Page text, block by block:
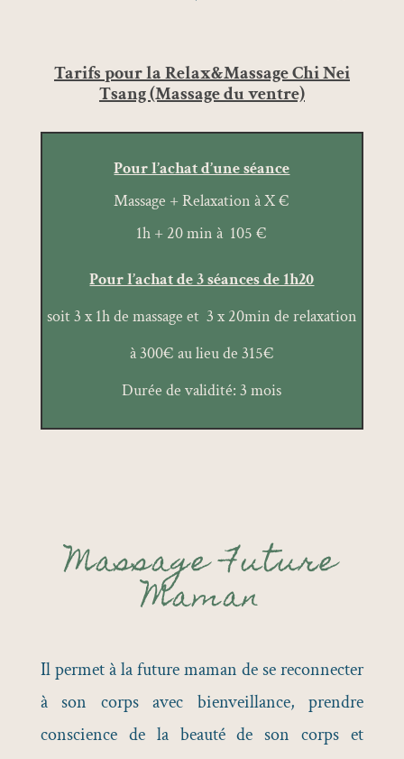
Tarifs pour la Relax&Massage Chi Nei
Tsang (Massage du ventre)
Pour l’achat d’une séance
Massage + Relaxation à X €
1h + 20 min à 105 €
Pour l’achat de 3 séances de 1h20
soit 3 x 1h de massage et 3 x 20min de relaxation
à 300€ au lieu de 315€
Durée de validité: 3 mois
Massage Future
Maman
Il permet à la future maman de se reconnecter
à son corps avec bienveillance, prendre
conscience de la beauté de son corps et